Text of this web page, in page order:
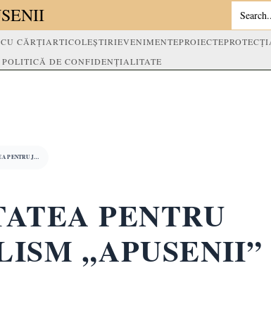
Search
this
website
CĂRȚIARTICOLEȘTIRIEVENIMENTEPROIECTE
POLITICĂ DE CONFIDENȚIALITATE
SOCIETATEA PENTRU JURNALISM „APUSENII”
PENTRU
„APUSENII”